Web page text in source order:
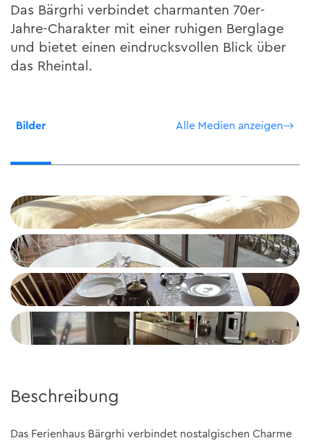
Das Bärgrhi verbindet charmanten 70er-
Jahre-Charakter mit einer ruhigen Berglage
und bietet einen eindrucksvollen Blick über
das Rheintal.
Bilder Alle Medien anzeigen
Beschreibung
Das Ferienhaus Bärgrhi verbindet nostalgischen Charme